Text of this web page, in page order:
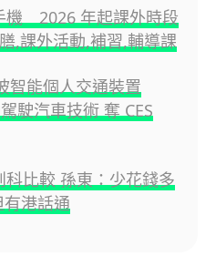
機 2026 年起課外時段
,課外活動,補習,輔導課
智能個人交通裝置
駛汽車技術 奪 CES
比較 孫東：少花錢多
有港話通